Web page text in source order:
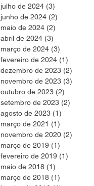
julho de 2024 (3)
junho de 2024 (2)
maio de 2024 (2)
abril de 2024 (3)
março de 2024 (3)
fevereiro de 2024 (1)
dezembro de 2023 (2)
novembro de 2023 (3)
outubro de 2023 (2)
setembro de 2023 (2)
agosto de 2023 (1)
março de 2021 (1)
novembro de 2020 (2)
março de 2019 (1)
fevereiro de 2019 (1)
maio de 2018 (1)
março de 2018 (1)